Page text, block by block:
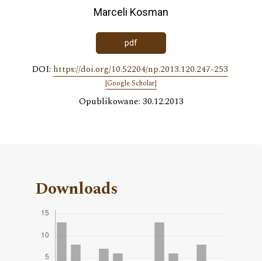
Marceli Kosman
pdf
DOI: https://doi.org/10.52204/np.2013.120.247-253
[Google Scholar]
Opublikowane: 30.12.2013
Downloads